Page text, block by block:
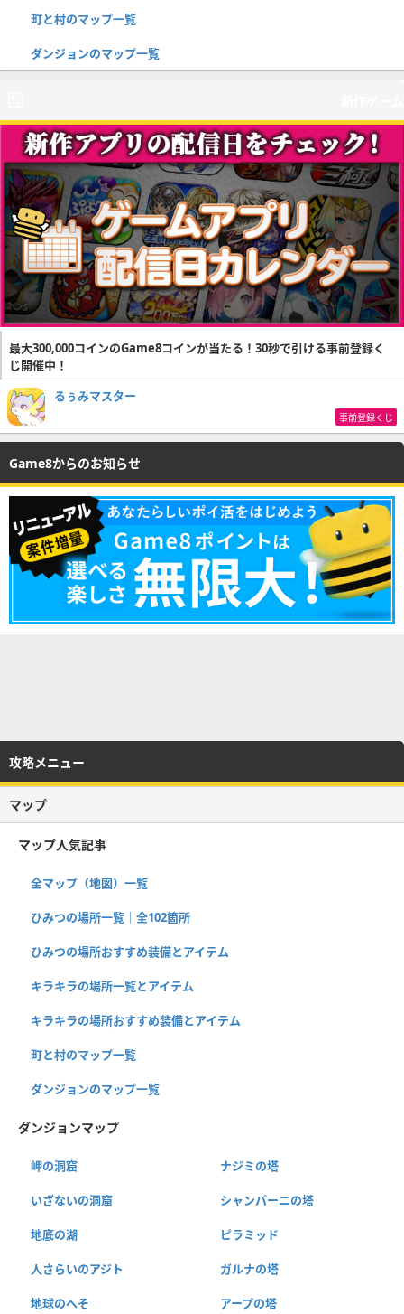
町と村のマップ一覧
ダンジョンのマップ一覧
最大300,000コインのGame8コインが当たる！30秒で引ける事前登録く
じ開催中！
るぅみマスター
事前登録くじ
Game8からのお知らせ
攻略メニュー
マップ
マップ人気記事
全マップ（地図）一覧
ひみつの場所一覧｜全102箇所
ひみつの場所おすすめ装備とアイテム
キラキラの場所一覧とアイテム
キラキラの場所おすすめ装備とアイテム
町と村のマップ一覧
ダンジョンのマップ一覧
ダンジョンマップ
岬の洞窟 ナジミの塔
いざないの洞窟 シャンパーニの塔
地底の湖 ピラミッド
人さらいのアジト ガルナの塔
地球のへそ アープの塔